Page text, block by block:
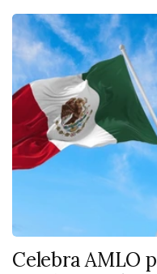
Celebra AMLO